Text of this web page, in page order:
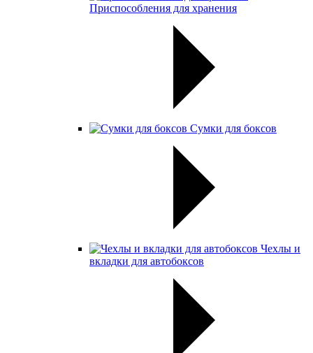
Приспособления для хранения
Сумки для боксов
Чехлы и
вкладки для автобоксов